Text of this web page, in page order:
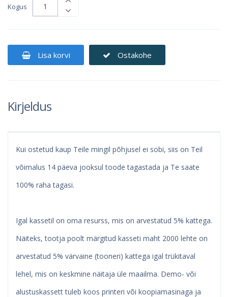
Kogus
Lisa korvi Ostakohe
Kirjeldus
Kui ostetud kaup Teile mingil põhjusel ei sobi, siis on Teil
võimalus 14 päeva jooksul toode tagastada ja Te saate
100% raha tagasi.
Igal kassetil on oma resurss, mis on arvestatud 5% kattega.
Näiteks, tootja poolt märgitud kasseti maht 2000 lehte on
arvestatud 5% värvaine (tooneri) kattega igal trükitaval
lehel, mis on keskmine näitaja üle maailma. Demo- või
alustuskassett tuleb koos printeri või koopiamasinaga ja